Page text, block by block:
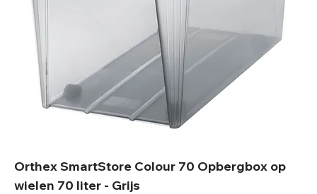
Orthex SmartStore Colour 70 Opbergbox op
wielen 70 liter - Grijs